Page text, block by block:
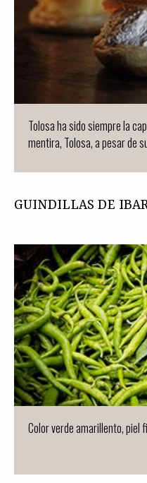
Tolosa ha sido siempre la
mentira, Tolosa, a pesar de
GUINDILLAS DE
Color verde amarillento, piel